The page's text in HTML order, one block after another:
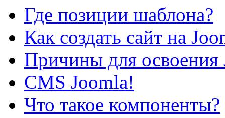
Где позиции шаблона?
Как создать сайт на
Причины для освоения
CMS Joomla!
Что такое компоненты?